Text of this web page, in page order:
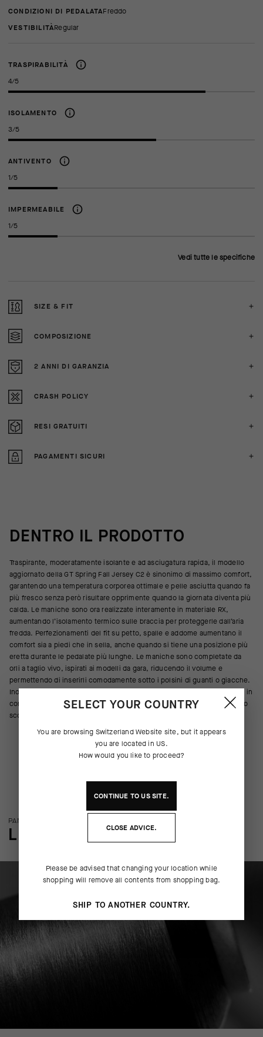
CONDIZIONI DI PEDALATA
Freddo
VESTIBILITÀ regular
TRASPIRABILITÀ
4/5
ISOLAMENTO
3/5
ANTIVENTO
1/5
IMPERMEABILE
1/5
Vedi tutte le specifiche
SIZE & FIT
COMPOSIZIONE
2 ANNI DI GARANZIA
CRASH POLICY
RESI GRATUITI
PAGAMENTI SICURI
DENTRO IL PRODOTTO
Traspirante, moderatamente isolante e ad asciugatura rapida, il modello
aggiornato della GT Spring Fall Jersey C2 è sinonimo di massimo comfort,
garantendo una temperatura corporea ottimale e pelle asciutta quando fa
più fresco senza però risultare opprimente quando la giornata diventa più
calda. Le maniche sono ora realizzate interamente in materiale RX,
aumentando l’isolamento termico sulle braccia per proteggerle dall’aria
fredda. Perfezionamenti del fit su petto, spalle e addome aumentano il
comfort sia a piedi che in sella, anche quando si tiene una posizione più
eretta durante le pedalate più lunghe. Le maniche sono completate da
orli a taglio vivo, ispirati ai modelli da gara, riducendo il volume e
permettendo di inserirli comodamente sotto i polsini di guanti o giacche.
Inoltre, l’orlo posteriore è dotato di dettagli catarifrangenti per le uscite in
condizioni di visibilità ridotta, mentre la manica destra è provvista di uno
scomparto per riporre gli occhiali.
PANORAMICA SULLA TECNOLOGIA
LE PARTICOLARITÀ
SELECT YOUR COUNTRY
You are browsing Switzerland Website site, but it appears
you are located in US.
How would you like to proceed?
CONTINUE TOUSSITE.
CLOSE ADVICE.
Please be advised that changing your location while
shopping will remove all contents from shopping bag.
SHIP TO ANOTHER COUNTRY.